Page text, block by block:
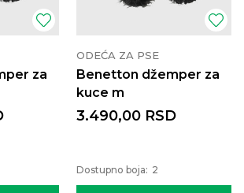
za
ODEĆA ZA PSE
Benetton džemper za
kuce m
3.490,00 RSD
Dostupno boja: 2